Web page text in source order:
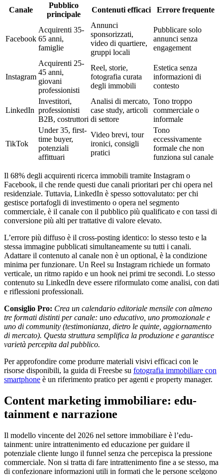
Canale
Pubblico
principale
Contenuti efficaci Errore frequente
Facebook
Acquirenti 35-
65 anni,
famiglie
Annunci
sponsorizzati,
video di quartiere,
gruppi locali
Pubblicare solo
annunci senza
engagement
Instagram
Acquirenti 25-
45 anni,
giovani
professionisti
Reel, storie,
fotografia curata
degli immobili
Estetica senza
informazioni di
contesto
LinkedIn
Investitori,
professionisti
B2B, costruttori
Analisi di mercato,
case study, articoli
di settore
Tono troppo
commerciale o
informale
TikTok
Under 35, first-
time buyer,
potenziali
affittuari
Video brevi, tour
ironici, consigli
pratici
Tono
eccessivamente
formale che non
funziona sul canale
Il 68% degli acquirenti ricerca immobili tramite Instagram o
Facebook, il che rende questi due canali prioritari per chi opera nel
residenziale. Tuttavia, LinkedIn è spesso sottovalutato: per chi
gestisce portafogli di investimento o opera nel segmento
commerciale, è il canale con il pubblico più qualificato e con tassi di
conversione più alti per trattative di valore elevato.
L’errore più diffuso è il cross-posting identico: lo stesso testo e la
stessa immagine pubblicati simultaneamente su tutti i canali.
Adattare il contenuto al canale non è un optional, è la condizione
minima per funzionare. Un Reel su Instagram richiede un formato
verticale, un ritmo rapido e un hook nei primi tre secondi. Lo stesso
contenuto su LinkedIn deve essere riformulato come analisi, con dati
e riflessioni professionali.
Consiglio Pro: Crea un calendario editoriale mensile con almeno
tre formati distinti per canale: uno educativo, uno promozionale e
uno di community (testimonianza, dietro le quinte, aggiornamento
di mercato). Questa struttura semplifica la produzione e garantisce
varietà percepita dal pubblico.
Per approfondire come produrre materiali visivi efficaci con le
risorse disponibili, la guida di Freesbe su fotografia immobiliare con
smartphone è un riferimento pratico per agenti e property manager.
Content marketing immobiliare: edu-
tainment e narrazione
Il modello vincente del 2026 nel settore immobiliare è l’edu-
tainment: unire intrattenimento ed educazione per guidare il
potenziale cliente lungo il funnel senza che percepisca la pressione
commerciale. Non si tratta di fare intrattenimento fine a se stesso, ma
di confezionare informazioni utili in formati che le persone scelgono